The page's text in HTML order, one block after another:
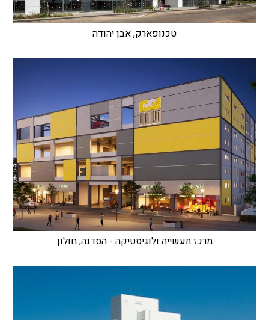
טכנופארק, אבן יהודה
מרכז תעשייה ולוגיסטיקה - הסדנה, חולון